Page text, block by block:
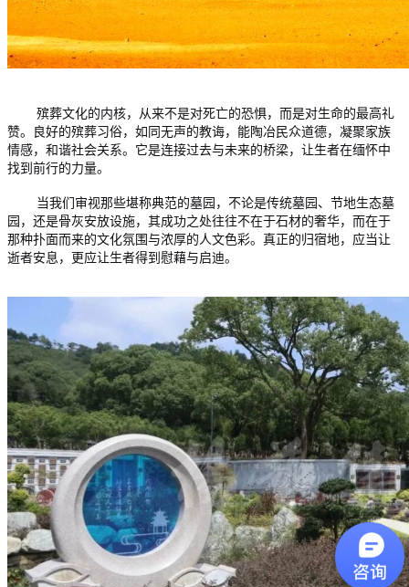
殡葬文化的内核，从来不是对死亡的恐惧，而是对生命的最高礼
赞。良好的殡葬习俗，如同无声的教诲，能陶冶民众道德，凝聚家族
情感，和谐社会关系。它是连接过去与未来的桥梁，让生者在缅怀中
找到前行的力量。
当我们审视那些堪称典范的墓园，不论是传统墓园、节地生态墓
园，还是骨灰安放设施，其成功之处往往不在于石材的奢华，而在于
那种扑面而来的文化氛围与浓厚的人文色彩。真正的归宿地，应当让
逝者安息，更应让生者得到慰藉与启迪。